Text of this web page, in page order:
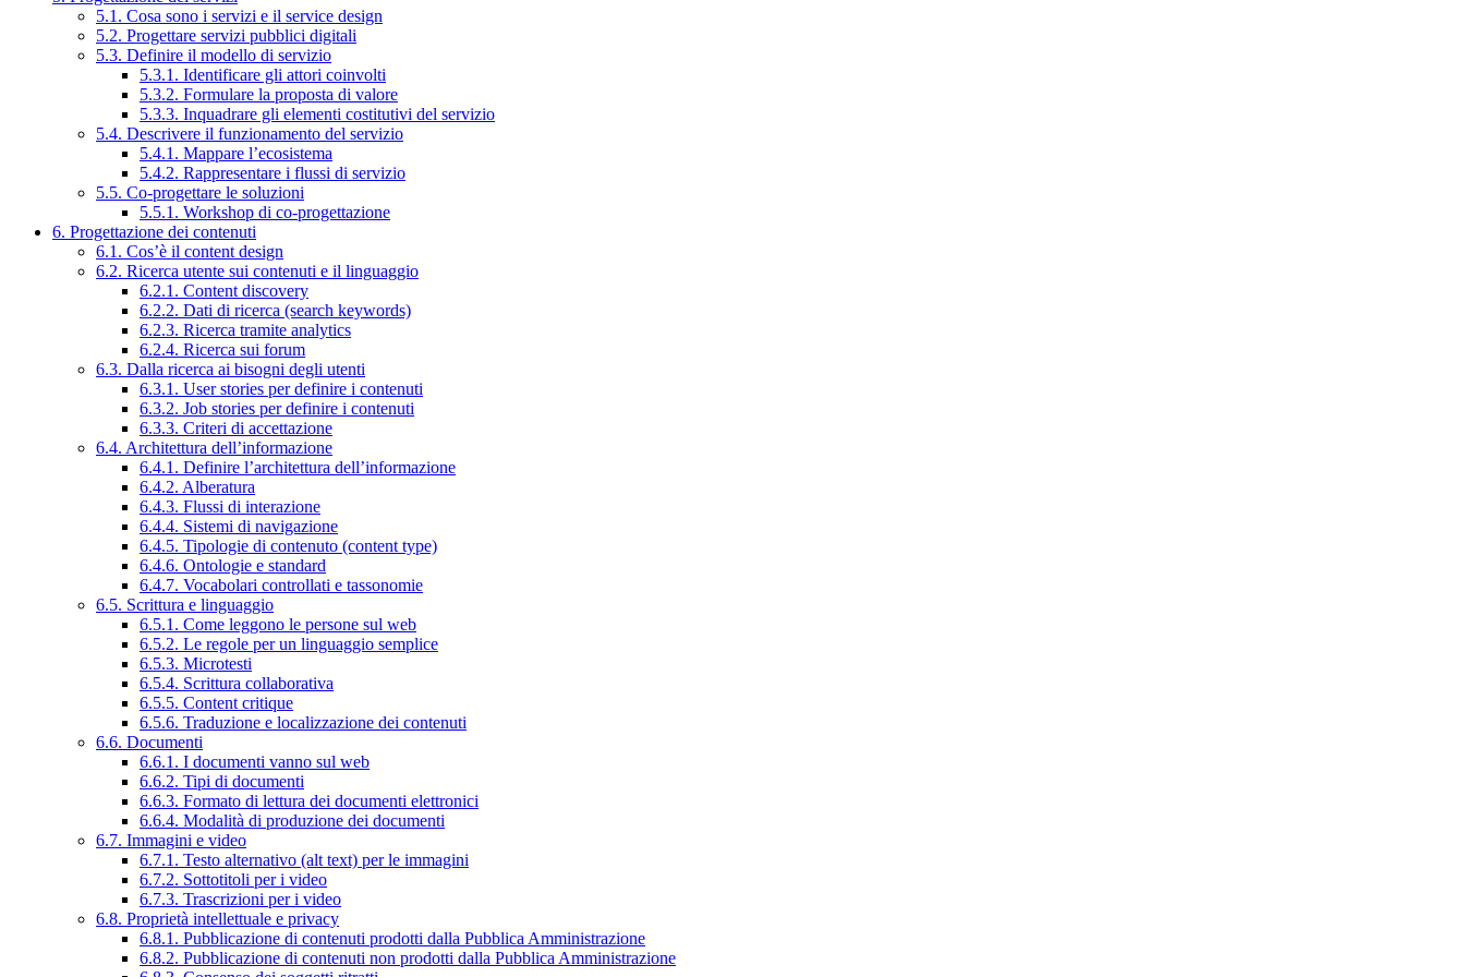
5.1. Cosa sono i servizi e il service design
5.2. Progettare servizi pubblici digitali
5.3. Definire il modello di servizio
5.3.1. Identificare gli attori coinvolti
5.3.2. Formulare la proposta di valore
5.3.3. Inquadrare gli elementi costitutivi del servizio
5.4. Descrivere il funzionamento del servizio
5.4.1. Mappare l’ecosistema
5.4.2. Rappresentare i flussi di servizio
5.5. Co-progettare le soluzioni
5.5.1. Workshop di co-progettazione
6. Progettazione dei contenuti
6.1. Cos’è il content design
6.2. Ricerca utente sui contenuti e il linguaggio
6.2.1. Content discovery
6.2.2. Dati di ricerca (search keywords)
6.2.3. Ricerca tramite analytics
6.2.4. Ricerca sui forum
6.3. Dalla ricerca ai bisogni degli utenti
6.3.1. User stories per definire i contenuti
6.3.2. Job stories per definire i contenuti
6.3.3. Criteri di accettazione
6.4. Architettura dell’informazione
6.4.1. Definire l’architettura dell’informazione
6.4.2. Alberatura
6.4.3. Flussi di interazione
6.4.4. Sistemi di navigazione
6.4.5. Tipologie di contenuto (content type)
6.4.6. Ontologie e standard
6.4.7. Vocabolari controllati e tassonomie
6.5. Scrittura e linguaggio
6.5.1. Come leggono le persone sul web
6.5.2. Le regole per un linguaggio semplice
6.5.3. Microtesti
6.5.4. Scrittura collaborativa
6.5.5. Content critique
6.5.6. Traduzione e localizzazione dei contenuti
6.6. Documenti
6.6.1. I documenti vanno sul web
6.6.2. Tipi di documenti
6.6.3. Formato di lettura dei documenti elettronici
6.6.4. Modalità di produzione dei documenti
6.7. Immagini e video
6.7.1. Testo alternativo (alt text) per le immagini
6.7.2. Sottotitoli per i video
6.7.3. Trascrizioni per i video
6.8. Proprietà intellettuale e privacy
6.8.1. Pubblicazione di contenuti prodotti dalla Pubblica Amministrazione
6.8.2. Pubblicazione di contenuti non prodotti dalla Pubblica Amministrazione